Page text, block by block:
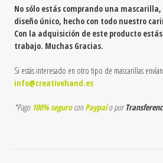
No sólo estás comprando una
diseño único, hecho con todo nuestro
Con la adquisición de este producto
trabajo. Muchas Gracias.
Si estás interesado en otro tipo de mascarillas
info@creativehand.es
*Pago 100% seguroconPaypalo por